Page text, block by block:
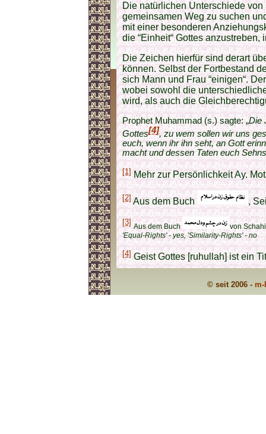
Die natürlichen Unterschiede
gemeinsamen Weg zu suchen
mit einer besonderen
die “Einheit“ Gottes anzustreben,
Die Zeichen hierfür sind derart
können. Selbst der Fortbestand
sich Mann und Frau “einigen“.
wobei sowohl die
wird, als auch die
Prophet Muhammad (s.) sagte: „Die
Gottes[4], zu wem sollen wir uns
euch, wenn ihr ihn seht, an Gott
macht und dessen Taten euch
[1]Mehr zur Persönlichkeit Ay.
[2]Aus dem Buch ,
[3] Aus dem Buch
von
'Equal-Rights' - yes, 'Similarity-Rights' - no
[4]Geist Gottes [ruhullah] ist ein
© seit 2006 -